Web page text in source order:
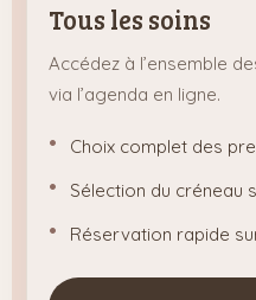
Tous les soins
Accédez à l’ensemble
via l’agenda en ligne.
Choix complet des
Sélection du créneau
Réservation rapide